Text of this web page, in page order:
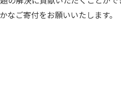
ご寄付をお願いいたします。